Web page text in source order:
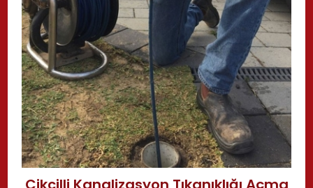
Cikcilli Kanalizasyon Tıkanıklığı Açma